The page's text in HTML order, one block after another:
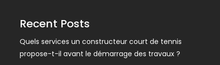
Recent Posts
Quels services un constructeur court de tennis
propose-t-il avant le démarrage des travaux ?